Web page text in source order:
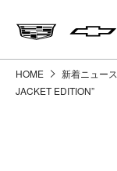
HOME 新着ニュース
JACKET EDITION”